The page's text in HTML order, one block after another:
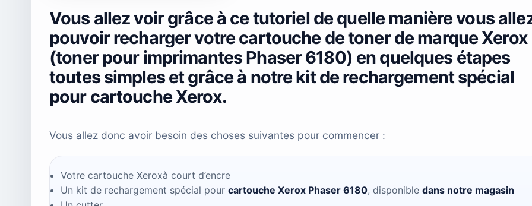
Vous allez voir grâce à ce tutoriel de quelle manière vous
pouvoir recharger votre cartouche de toner de marque Xerox
(toner pour imprimantes Phaser 6180) en quelques étapes
toutes simples et grâce à notre kit de rechargement spécial
pour cartouche Xerox.
Vous allez donc avoir besoin des choses suivantes pour commencer :
Votre cartouche Xeroxà court d’encre
Un kit de rechargement spécial pour cartouche Xerox Phaser 6180, disponible dans notre magasin